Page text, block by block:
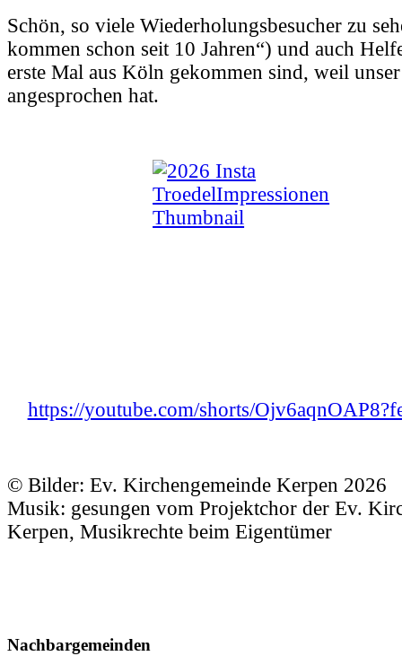
Schön, so viele Wiederholungsbesucher zu
kommen schon seit 10 Jahren“) und auch
erste Mal aus Köln gekommen sind, weil
angesprochen hat.
https://youtube.com/shorts/
© Bilder: Ev. Kirchengemeinde Kerpen 2026
Musik: gesungen vom Projektchor der Ev.
Kerpen, Musikrechte beim Eigentümer
Nachbargemeinden